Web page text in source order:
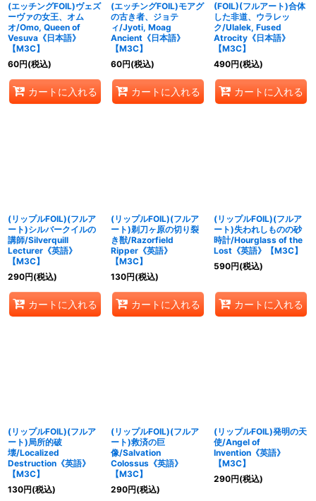
(エッチングFOIL)ヴェズ
ーヴァの女王、オム
オ/Omo, Queen of
Vesuva《日本語》
【M3C】
60円(税込)
カートに入れる
(エッチングFOIL)モアグ
の古き者、ジョテ
ィ/Jyoti, Moag
Ancient《日本語》
【M3C】
60円(税込)
カートに入れる
(FOIL)(フルアート)合体
した非道、ウラレッ
ク/Ulalek, Fused
Atrocity《日本語》
【M3C】
490円(税込)
カートに入れる
(リップルFOIL)(フルア
ート)シルバークイルの
講師/Silverquill
Lecturer《英語》
【M3C】
290円(税込)
カートに入れる
(リップルFOIL)(フルア
ート)剃刀ヶ原の切り裂
き獣/Razorfield
Ripper《英語》
【M3C】
130円(税込)
カートに入れる
(リップルFOIL)(フルア
ート)失われしものの砂
時計/Hourglass of the
Lost《英語》【M3C】
590円(税込)
カートに入れる
(リップルFOIL)(フルア
ート)局所的破
壊/Localized
Destruction《英語》
【M3C】
130円(税込)
(リップルFOIL)(フルア
ート)救済の巨
像/Salvation
Colossus《英語》
【M3C】
290円(税込)
(リップルFOIL)発明の天
使/Angel of
Invention《英語》
【M3C】
290円(税込)